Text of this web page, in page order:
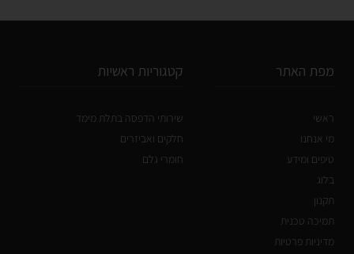
מפת האתר
ראשי
מי אנחנו
טיפים ומידע
בלוג
תקנון
תמיכה טכנית
מדיניות פרטיות
קטגוריות ראשיות
שירותי הדפסה בתלת מימד
חלקים ואביזרים
חומרי גלם